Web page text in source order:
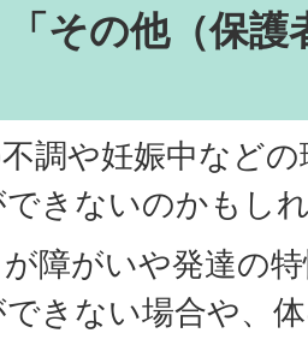
その他（保護
調や妊娠中など
きないのかもし
障がいや発達の
きない場合や、